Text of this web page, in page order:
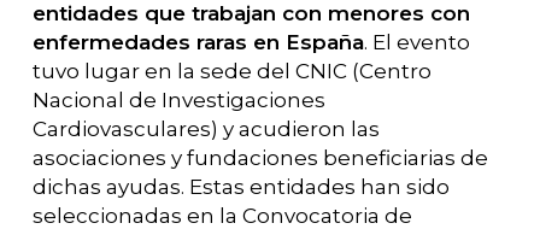
entidades que trabajan con menores con
enfermedades raras en España. El evento
tuvo lugar en la sede del CNIC (Centro
Nacional de Investigaciones
Cardiovasculares) y acudieron las
asociaciones y fundaciones beneficiarias de
dichas ayudas. Estas entidades han sido
seleccionadas en la Convocatoria de